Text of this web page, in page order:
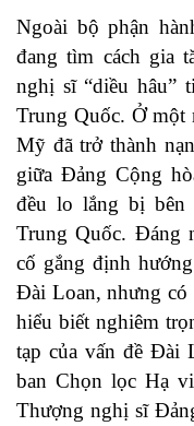
Ngoài bộ phận
đang tìm cách gia
nghị sĩ “diều hâu”
Trung Quốc. Ở một
Mỹ đã trở thành
giữa Đảng Cộng
đều lo lắng bị bên
Trung Quốc. Đáng
cố gắng định
Đài Loan, nhưng có
hiểu biết nghiêm
tạp của vấn đề Đài
ban Chọn lọc Hạ
Thượng nghị sĩ